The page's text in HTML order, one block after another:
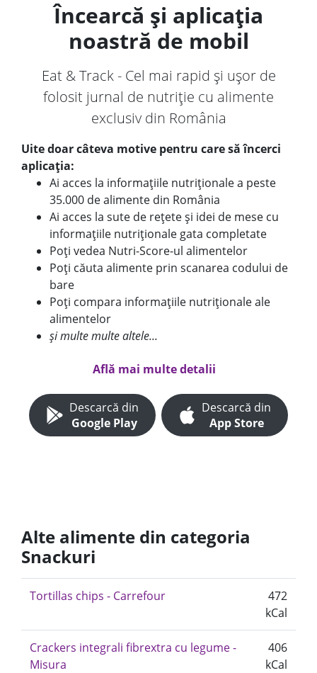
Încearcă și aplicația
noastră de mobil
Eat & Track - Cel mai rapid și ușor de
folosit jurnal de nutriție cu alimente
exclusiv din România
Uite doar câteva motive pentru care să încerci
aplicația:
Ai acces la informațiile nutriționale a peste
35.000 de alimente din România
Ai acces la sute de rețete și idei de mese cu
informațiile nutriționale gata completate
Poți vedea Nutri-Score-ul alimentelor
Poți căuta alimente prin scanarea codului de
bare
Poți compara informațiile nutriționale ale
alimentelor
și multe multe altele...
Află mai multe detalii
Descarcă din
Google Play
Descarcă din
App Store
Alte alimente din categoria
Snackuri
Tortillas chips - Carrefour
472
kCal
Crackers integrali fibrextra cu legume -
Misura
406
kCal